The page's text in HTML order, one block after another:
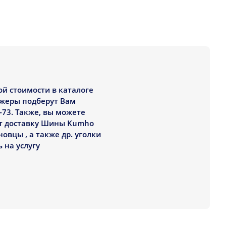
стоимости в каталоге
подберут Вам
Также, вы можете
доставку Шины Kumho
, а также др. уголки
услугу